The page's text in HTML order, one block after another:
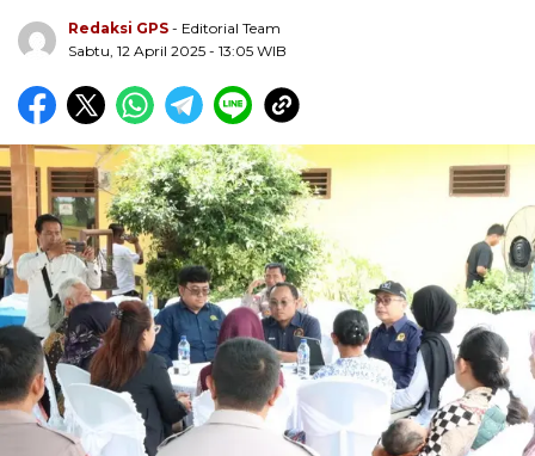
Redaksi GPS - Editorial Team
Sabtu, 12 April 2025 - 13:05 WIB